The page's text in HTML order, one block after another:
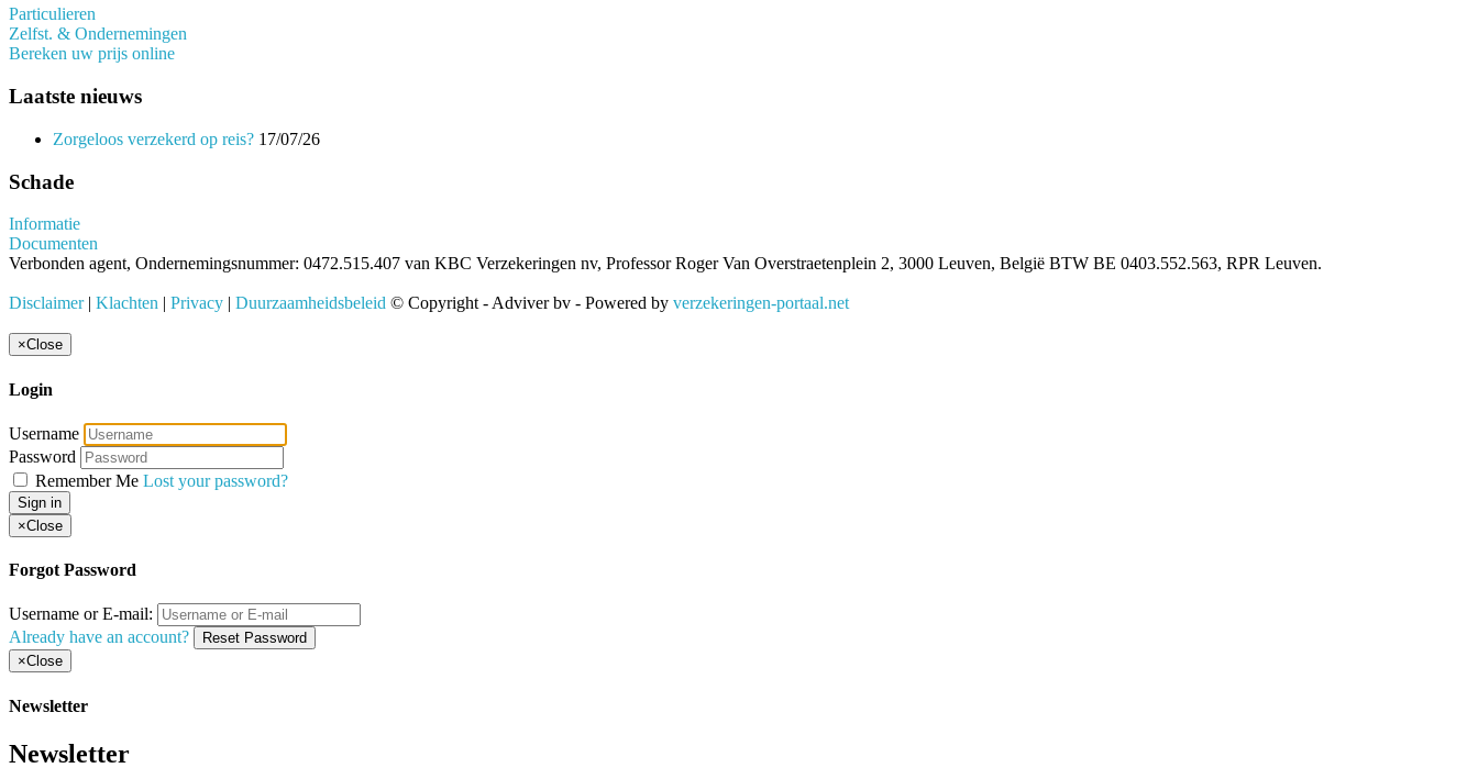
Particulieren
Zelfst. & Ondernemingen
Bereken uw prijs online
Laatste nieuws
Zorgeloos verzekerd op reis? 17/07/26
Schade
Informatie
Documenten
Verbonden agent, Ondernemingsnummer: 0472.515.407 van KBC Verzekeringen nv, Professor Roger Van Overstraetenplein 2, 3000 Leuven, België BTW BE 0403.552.563, RPR Leuven.
Disclaimer| Klachten | Privacy | Duurzaamheidsbeleid © Copyright - Adviver bv - Powered by verzekeringen-portaal.net
×Close
Login
Username
Password
Remember Me Lost your password?
Sign in
×Close
Forgot Password
Username or E-mail:
Already have an account?
Reset Password
×Close
Newsletter
Newsletter